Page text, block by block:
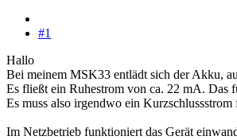
#1
Hallo
Bei meinem MSK33 entlädt sich der Akku,
Es fließt ein Ruhestrom von ca. 22 mA. Das
Es muss also irgendwo ein
Im Netzbetrieb funktioniert das Gerät